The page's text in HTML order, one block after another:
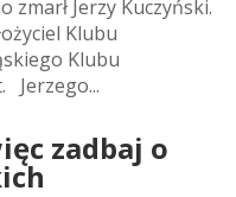
zmarł Jerzy Kuczyński.
Klubu
Klubu
Jerzego...
zadbaj o